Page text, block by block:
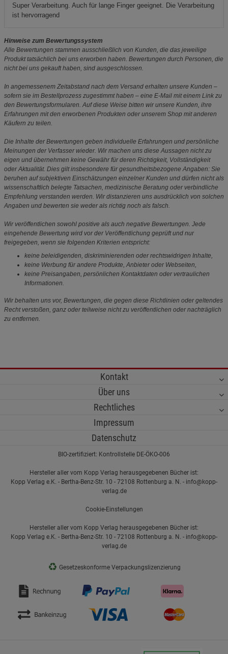
Super Verarbeitung. Auch für lange Finger geeignet. Die Verarbeitung
ist hervorragend
Hinweise zum Bewertungssystem
Alle Bewertungen stammen ausschließlich von Kunden, die das jeweilige
Produkt tatsächlich bei uns erworben haben. Bewertungen durch Personen, die
nicht bei uns gekauft haben, sind ausgeschlossen.
In angemessenem Zeitabstand nach dem Versand erhalten unsere Kunden –
sofern sie im Bestellprozess zugestimmt haben – eine E-Mail mit einem Link zu
den Bewertungsformularen. Auf diese Weise bitten wir unsere Kunden, ihre
Erfahrungen mit den erworbenen Produkten oder unserem Shop mit anderen
Käufern zu teilen.
Die Inhalte der Bewertungen geben individuelle Erfahrungen und persönliche
Meinungen der Verfasser wieder. Wir machen uns diese Aussagen nicht zu
eigen und übernehmen keine Gewähr für deren Richtigkeit, Vollständigkeit
oder Aktualität. Dies gilt insbesondere für gesundheitsbezogene Angaben: Sie
beruhen auf subjektiven Einschätzungen einzelner Kunden und dürfen nicht als
wissenschaftlich belegte Tatsachen, medizinische Beratung oder verbindliche
Empfehlung verstanden werden. Wir distanzieren uns ausdrücklich von solchen
Angaben und bewerten sie weder als richtig noch als falsch.
Wir veröffentlichen sowohl positive als auch negative Bewertungen. Jede
eingehende Bewertung wird vor der Veröffentlichung geprüft und nur
freigegeben, wenn sie folgenden Kriterien entspricht:
keine beleidigenden, diskriminierenden oder rechtswidrigen Inhalte,
keine Werbung für andere Produkte, Anbieter oder Webseiten,
keine Preisangaben, persönlichen Kontaktdaten oder vertraulichen
Informationen.
Wir behalten uns vor, Bewertungen, die gegen diese Richtlinien oder geltendes
Recht verstoßen, ganz oder teilweise nicht zu veröffentlichen oder nachträglich
zu entfernen.
Kontakt
Über uns
Rechtliches
Impressum
Datenschutz
BIO-zertifiziert: Kontrollstelle DE-ÖKO-006
Hersteller aller vom Kopp Verlag herausgegebenen Bücher ist:
Kopp Verlag e.K. - Bertha-Benz-Str. 10 - 72108 Rottenburg a. N. - info@kopp-
verlag.de
Cookie-Einstellungen
Hersteller aller vom Kopp Verlag herausgegebenen Bücher ist:
Kopp Verlag e.K. - Bertha-Benz-Str. 10 - 72108 Rottenburg a. N. - info@kopp-
verlag.de
♻ Gesetzeskonforme Verpackungslizenzierung